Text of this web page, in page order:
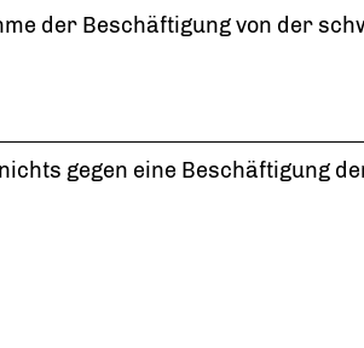
der Beschäftigung von der
gegen eine Beschäftigung